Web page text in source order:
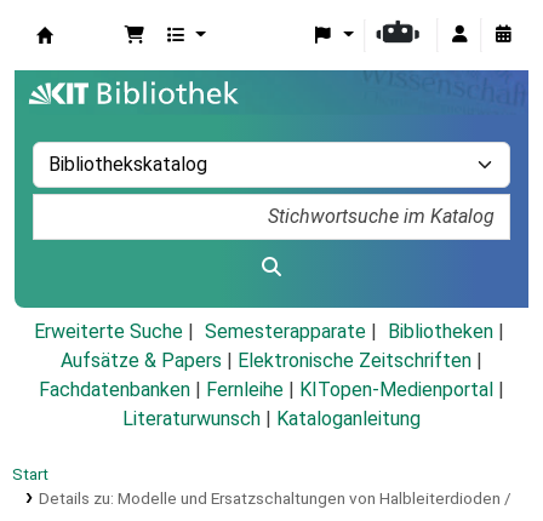
Erweiterte Suche Semesterapparate
Bibliotheken
Aufsätze & Papers
Elektronische Zeitschriften
Fachdatenbanken
Fernleihe KITopen-Medienportal
Literaturwunsch
Kataloganleitung
Start
Details zu: Modelle und Ersatzschaltungen von Halbleiterdioden /